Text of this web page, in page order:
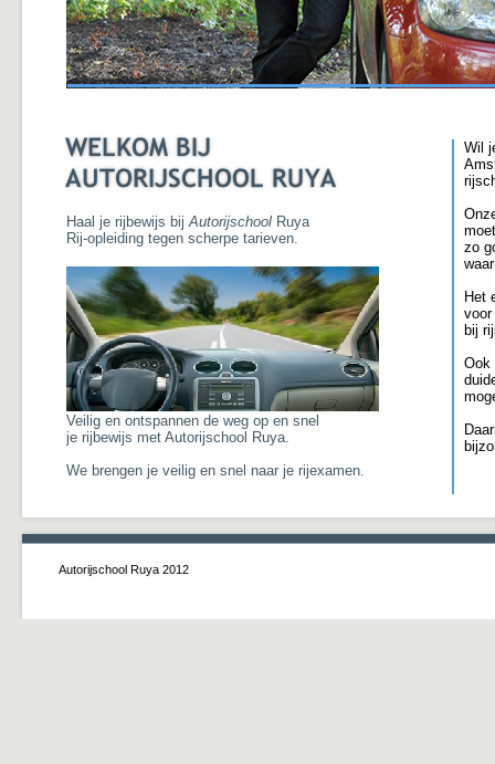
Autorijschool Ruya 2012
Haal je rijbewijs bijAutorijschool Ruya
Rij-opleiding tegen scherpe tarieven.
Veilig en ontspannen de weg op en snel
je rijbewijs met Autorijschool Ruya.
We brengen je veilig en snel naar je rijexamen.
Wil
zo
Het
bij
Ook